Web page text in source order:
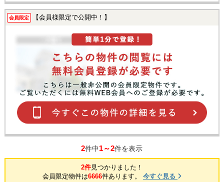
会員限定 【会員様限定で公開中！】
2件中1～2件を表示
2件見つかりました！
会員限定物件は6666件あります。 今すぐ見る